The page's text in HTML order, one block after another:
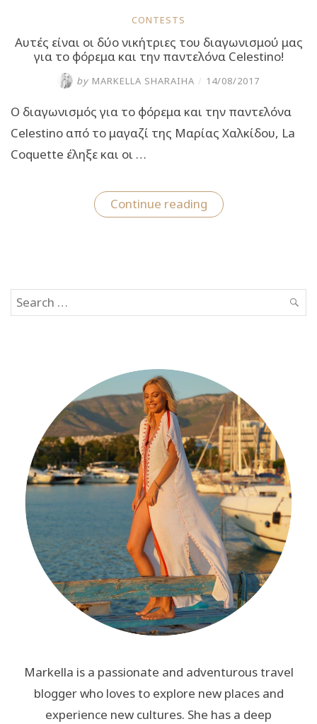
CONTESTS
Αυτές είναι οι δύο νικήτριες του διαγωνισμού μας
για το φόρεμα και την παντελόνα Celestino!
by MARKELLA SHARAIHA / 14/08/2017
Ο διαγωνισμός για το φόρεμα και την παντελόνα
Celestino από το μαγαζί της Μαρίας Χαλκίδου, La
Coquette έληξε και οι …
Continue reading“Αυτές
είναι
μας
το
Search
for:
Markella is a passionate and adventurous travel
blogger who loves to explore new places and
experience new cultures. She has a deep